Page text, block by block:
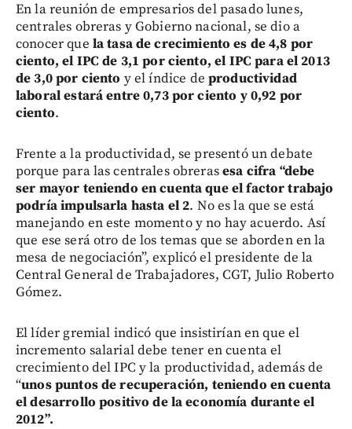
En la reunión de empresarios del pasado lunes,
centrales obreras y Gobierno nacional, se dio a
conocer que la tasa de crecimiento es de 4,8 por
ciento, el IPC de 3,1 por ciento, el IPC para el 2013
de 3,0 por ciento y el índice de productividad
laboral estará entre 0,73 por ciento y 0,92 por
ciento.
Frente a la productividad, se presentó un debate
porque para las centrales obrerasesa cifra “debe
ser mayor teniendo en cuenta que el factor trabajo
podría impulsarla hasta el 2. No es la que se está
manejando en este momento y no hay acuerdo. Así
que ese será otro de los temas que se aborden en la
mesa de negociación”, explicó el presidente de la
Central General de Trabajadores, CGT, Julio Roberto
Gómez.
El líder gremial indicó que insistirían en que el
incremento salarial debe tener en cuenta el
crecimiento del IPC y la productividad, además de
“unos puntos de recuperación, teniendo en cuenta
el desarrollo positivo de la economía durante el
2012”.